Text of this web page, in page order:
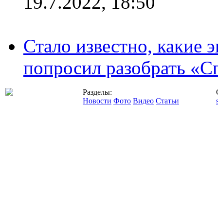
Стало известно, какие
попросил разобрать
Разделы:
Новости Фото Видео Статьи